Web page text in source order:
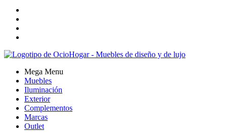
Mega Menu
Muebles
Iluminación
Exterior
Complementos
Marcas
Outlet